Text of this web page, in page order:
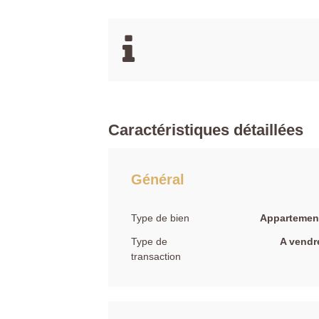
Caractéristiques détaillées
Général
Type de bien
Type de
transaction
A